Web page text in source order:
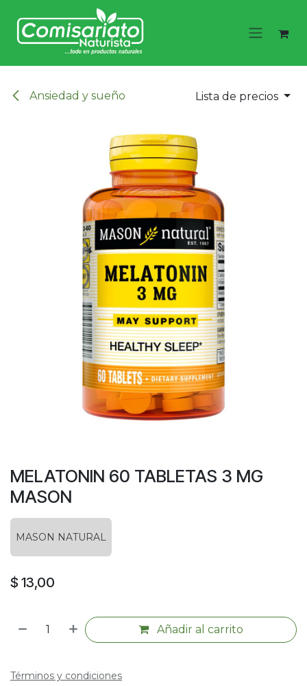
Ansiedad y sueño Lista de precios
MELATONIN 60 TABLETAS 3 MG
MASON
MASON NATURAL
$ 13,00
Añadir al carrito
Términos y condiciones